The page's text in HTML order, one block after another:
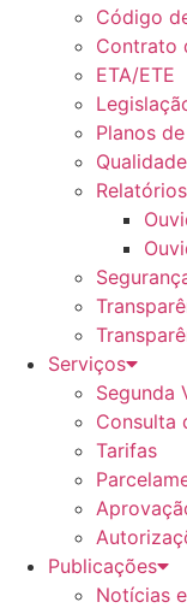
Código
Contrato
ETA/ETE
Planos
Relatórios
Serviços
Segunda
Consulta
Tarifas
Publicações
Notícias